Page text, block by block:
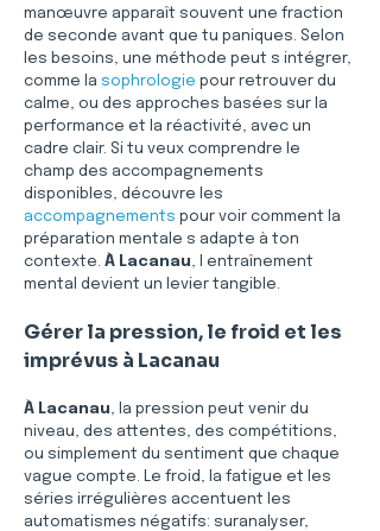
manœuvre apparaît souvent une fraction
de seconde avant que tu paniques. Selon
les besoins, une méthode peut s intégrer,
comme la sophrologie pour retrouver du
calme, ou des approches basées sur la
performance et la réactivité, avec un
cadre clair. Si tu veux comprendre le
champ des accompagnements
disponibles, découvre les
accompagnements pour voir comment la
préparation mentale s adapte à ton
contexte. À Lacanau, l entraînement
mental devient un levier tangible.
Gérer la pression, le froid et les
imprévus à Lacanau
À Lacanau, la pression peut venir du
niveau, des attentes, des compétitions,
ou simplement du sentiment que chaque
vague compte. Le froid, la fatigue et les
séries irrégulières accentuent les
automatismes négatifs: suranalyser,